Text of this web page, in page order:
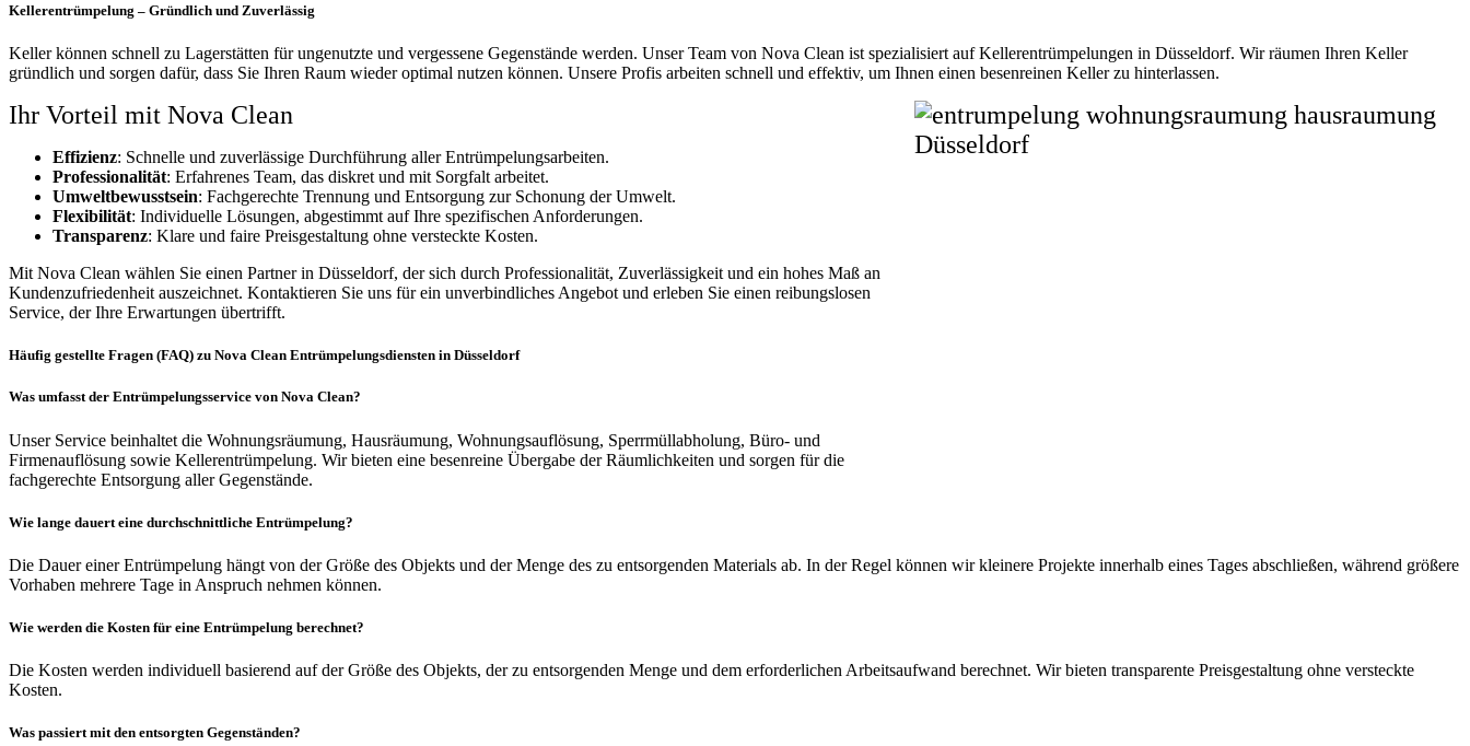
Kellerentrümpelung – Gründlich und Zuverlässig
Keller können schnell zu Lagerstätten für ungenutzte und vergessene Gegenstände werden. Unser Team von Nova Clean ist spezialisiert auf Kellerentrümpelungen in Düsseldorf. Wir räumen Ihren Keller
gründlich und sorgen dafür, dass Sie Ihren Raum wieder optimal nutzen können. Unsere Profis arbeiten schnell und effektiv, um Ihnen einen besenreinen Keller zu hinterlassen.
Ihr Vorteil mit Nova Clean
Effizienz: Schnelle und zuverlässige Durchführung aller Entrümpelungsarbeiten.
Professionalität: Erfahrenes Team, das diskret und mit Sorgfalt arbeitet.
Umweltbewusstsein: Fachgerechte Trennung und Entsorgung zur Schonung der Umwelt.
Flexibilität: Individuelle Lösungen, abgestimmt auf Ihre spezifischen Anforderungen.
Transparenz: Klare und faire Preisgestaltung ohne versteckte Kosten.
Mit Nova Clean wählen Sie einen Partner in Düsseldorf, der sich durch Professionalität, Zuverlässigkeit und ein hohes Maß an
Kundenzufriedenheit auszeichnet. Kontaktieren Sie uns für ein unverbindliches Angebot und erleben Sie einen reibungslosen
Service, der Ihre Erwartungen übertrifft.
Häufig gestellte Fragen (FAQ) zu Nova Clean Entrümpelungsdiensten in Düsseldorf
Was umfasst der Entrümpelungsservice von Nova Clean?
Unser Service beinhaltet die Wohnungsräumung, Hausräumung, Wohnungsauflösung, Sperrmüllabholung, Büro- und
Firmenauflösung sowie Kellerentrümpelung. Wir bieten eine besenreine Übergabe der Räumlichkeiten und sorgen für die
fachgerechte Entsorgung aller Gegenstände.
Wie lange dauert eine durchschnittliche Entrümpelung?
Die Dauer einer Entrümpelung hängt von der Größe des Objekts und der Menge des zu entsorgenden Materials ab. In der Regel können wir kleinere Projekte innerhalb eines Tages abschließen, während größere
Vorhaben mehrere Tage in Anspruch nehmen können.
Wie werden die Kosten für eine Entrümpelung berechnet?
Die Kosten werden individuell basierend auf der Größe des Objekts, der zu entsorgenden Menge und dem erforderlichen Arbeitsaufwand berechnet. Wir bieten transparente Preisgestaltung ohne versteckte
Kosten.
Was passiert mit den entsorgten Gegenständen?